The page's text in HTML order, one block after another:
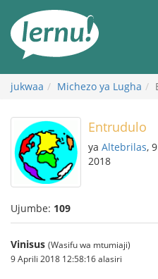
maudhui
jukwaa Michezo ya Lugha
Entrudulo
ya Altebrilas,
2018
Ujumbe: 109
Vinisus (Wasifu wa mtumiaji)
9 Aprili 2018 12:58:16 alasiri